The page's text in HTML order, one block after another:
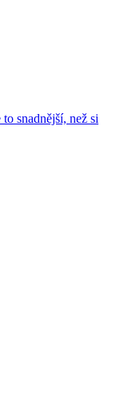
snadnější, než si